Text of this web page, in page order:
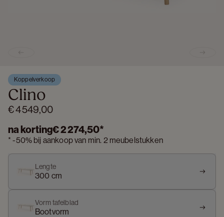
Koppelverkoop
Clino
€ 4 549,00
na korting€ 2 274,50*
*-50% bij aankoop van min. 2 meubelstukken
Lengte
300 cm
Vorm tafelblad
Bootvorm